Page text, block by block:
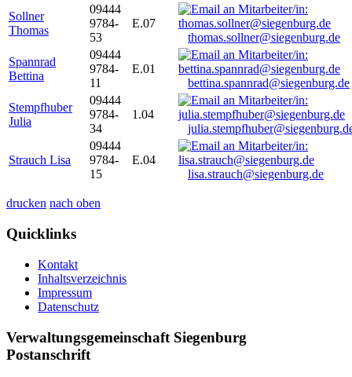
Sollner
Thomas
09444
9784-
53
E.07
thomas.sollner@siegenburg.de
Spannrad
Bettina
09444
9784-
11
E.01
bettina.spannrad@siegenburg.de
Stempfhuber
Julia
09444
9784-
34
1.04
Strauch Lisa
09444
9784-
15
E.04
lisa.strauch@siegenburg.de
drucken nach oben
Quicklinks
Kontakt
Inhaltsverzeichnis
Impressum
Datenschutz
Verwaltungsgemeinschaft Siegenburg
Postanschrift